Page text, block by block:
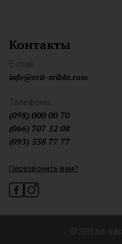
Контакты
E-mail:
info@svit-sribla.com
Телефоны:
(098) 000 00 70
(066) 707 12 08
(093) 538 77 77
Перезвонить вам?
© 2019 svit-